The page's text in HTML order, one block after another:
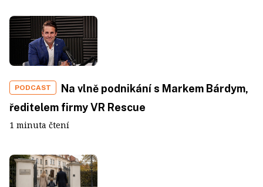
PODCAST
Na vlně podnikání s Markem Bárdym,
ředitelem firmy VR Rescue
1 minuta čtení